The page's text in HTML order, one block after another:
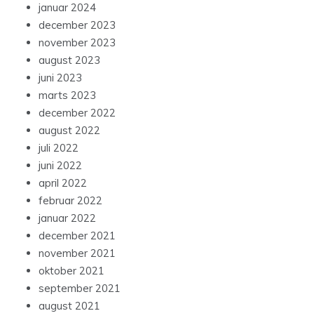
januar 2024
december 2023
november 2023
august 2023
juni 2023
marts 2023
december 2022
august 2022
juli 2022
juni 2022
april 2022
februar 2022
januar 2022
december 2021
november 2021
oktober 2021
september 2021
august 2021